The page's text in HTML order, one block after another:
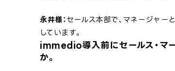
永井様：セールス本部で、マネージャー
しています。
immedio導入前にセールス・マ
か。